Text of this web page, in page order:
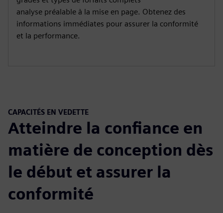
analyse préalable à la mise en page. Obtenez des
informations immédiates pour assurer la conformité
et la performance.
CAPACITÉS EN VEDETTE
Atteindre la confiance en
matière de conception dès
le début et assurer la
conformité